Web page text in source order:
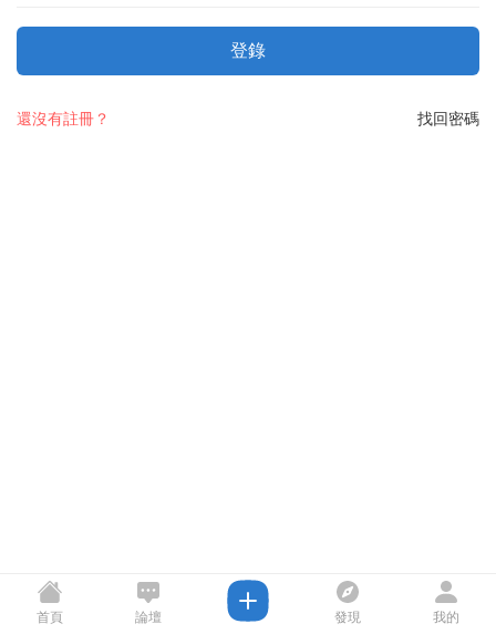
登錄
找回密碼
還沒有註冊？
首頁 論壇 發現 我的